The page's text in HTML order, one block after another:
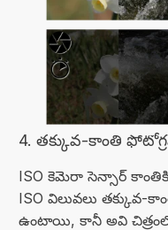
4. తక్కువ-కాంతి
ISO కెమెరా సెన్సార్ కాంతికి
ISO విలువలు తక్కువ-
ఉంటాయి, కానీ అవి